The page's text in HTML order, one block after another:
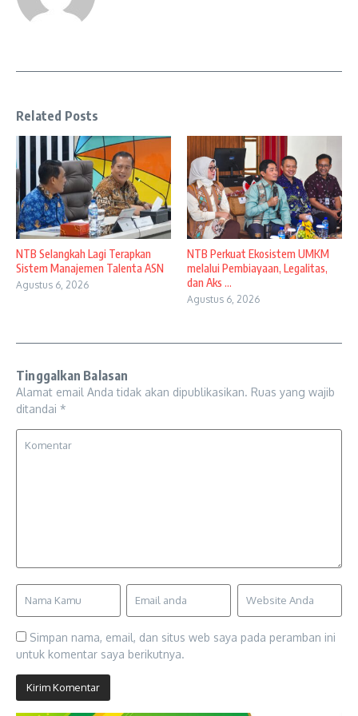
Related Posts
NTB Selangkah Lagi Terapkan
Sistem Manajemen Talenta ASN
Agustus 6, 2026
NTB Perkuat Ekosistem UMKM
melalui Pembiayaan, Legalitas,
dan Aks ...
Agustus 6, 2026
Tinggalkan Balasan
Alamat email Anda tidak akan dipublikasikan. Ruas yang wajib
ditandai *
Simpan nama, email, dan situs web saya pada peramban ini
untuk komentar saya berikutnya.